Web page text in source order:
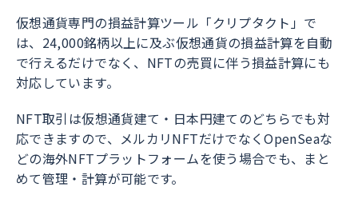
仮想通貨専門の損益計算ツール「クリプタクト」で
は、24,000銘柄以上に及ぶ仮想通貨の損益計算を自動
で行えるだけでなく、NFTの売買に伴う損益計算にも
対応しています。
NFT取引は仮想通貨建て・日本円建てのどちらでも対
応できますので、メルカリNFTだけでなくOpenSeaな
どの海外NFTプラットフォームを使う場合でも、まと
めて管理・計算が可能です。